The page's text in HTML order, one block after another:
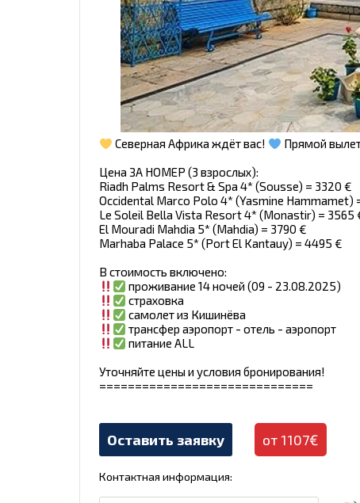
Северная Африка ждёт вас!
Прямой
Цена ЗА НОМЕР (3 взрослых):
Riadh Palms Resort & Spa 4* (Sousse) = 3320 €
Occidental Marco Polo 4* (Yasmine Hammamet)
Le Soleil Bella Vista Resort 4* (Monastir) = 3565
El Mouradi Mahdia 5* (Mahdia) = 3790 €
Marhaba Palace 5* (Port El Kantauy) = 4495 €
В стоимость включено:
проживание 14 ночей (09 - 23.08.2025)
страховка
самолет из Кишинёва
трансфер аэропорт - отель - аэропорт
питание ALL
Уточняйте цены и условия бронирования!
==============================
Оставить заявку от 1107€
Контактная информация: